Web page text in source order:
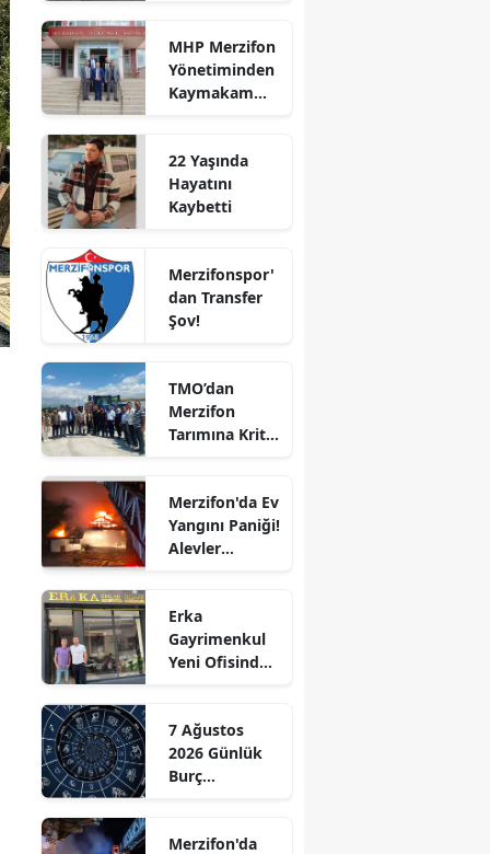
Burdur
Çanakkale
Çankırı
Denizli
Edirne
Elazığ
Erzurum
Gaziantep
Giresun
Hakkari
Isparta
Kaybetti
MHP Merzifon
Yönetiminden
Kaymakam
Ziyaret
22 Yaşında
Hayatını
Kaybetti
Merzifonspor'
dan Transfer
Şov!
TMO’dan
Merzifon
Tarımına Kritik
Merzifon'da Ev
Yangını Paniği!
Alevler
Alındı
Erka
Gayrimenkul
Yeni Ofisinde
“Gayrimenkul
Almak İçin
Doğru Zaman”
7 Ağustos
2026 Günlük
Burç
Sürprizler,
Merzifon'da